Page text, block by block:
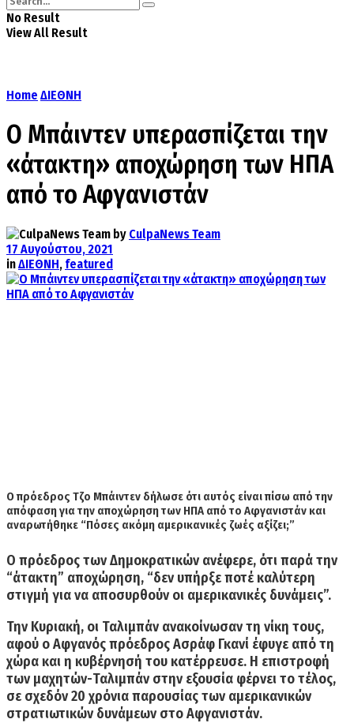
No Result
View All Result
Home ΔΙΕΘΝΗ
Ο Μπάιντεν υπερασπίζεται την
«άτακτη» αποχώρηση των ΗΠΑ
από το Αφγανιστάν
by CulpaNews Team
17 Αυγούστου, 2021
inΔΙΕΘΝΗ, featured
Ο πρόεδρος Τζο Μπάιντεν δήλωσε ότι αυτός είναι πίσω από την
απόφαση για την αποχώρηση των ΗΠΑ από το Αφγανιστάν και
αναρωτήθηκε “Πόσες ακόμη αμερικανικές ζωές αξίζει;”
Ο πρόεδρος των Δημοκρατικών ανέφερε, ότι παρά την
“άτακτη” αποχώρηση, “δεν υπήρξε ποτέ καλύτερη
στιγμή για να αποσυρθούν οι αμερικανικές δυνάμεις”.
Την Κυριακή, οι Ταλιμπάν ανακοίνωσαν τη νίκη τους,
αφού ο Αφγανός πρόεδρος Ασράφ Γκανί έφυγε από τη
χώρα και η κυβέρνησή του κατέρρευσε. Η επιστροφή
των μαχητών-Ταλιμπάν στην εξουσία φέρνει το τέλος,
σε σχεδόν20 χρόνια παρουσίας των αμερικανικών
στρατιωτικών δυνάμεων στο Αφγανιστάν.